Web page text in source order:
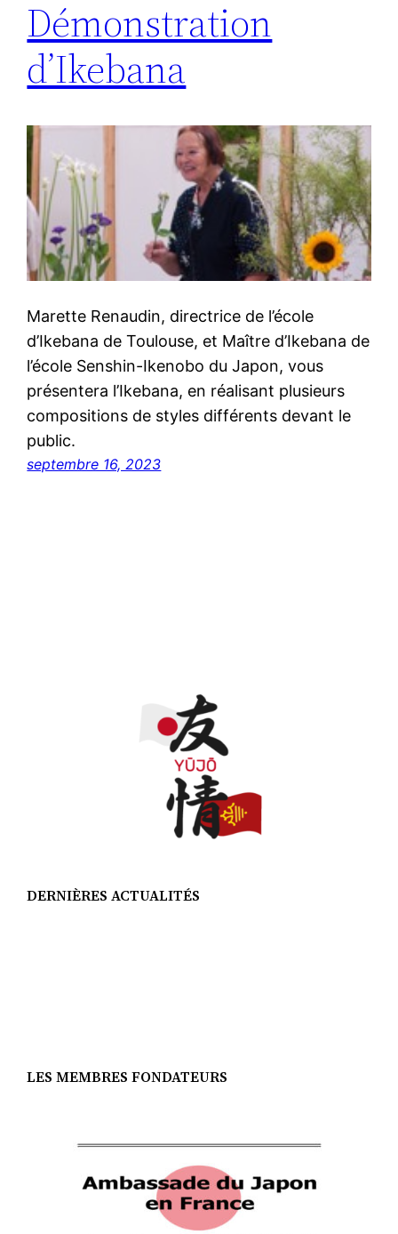
Démonstration
d’Ikebana
Marette Renaudin, directrice de l’école
d’Ikebana de Toulouse, et Maître d’Ikebana de
l’école Senshin-Ikenobo du Japon, vous
présentera l’Ikebana, en réalisant plusieurs
compositions de styles différents devant le
public.
septembre 16, 2023
DERNIÈRES ACTUALITÉS
LES MEMBRES FONDATEURS